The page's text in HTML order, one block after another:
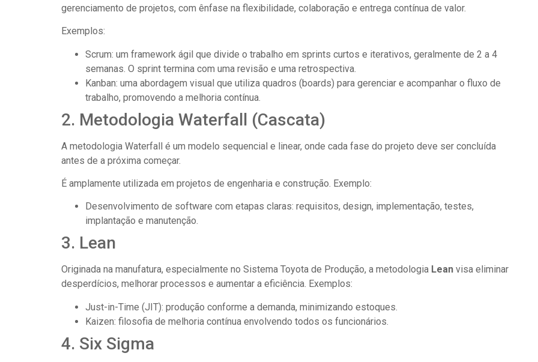
gerenciamento de projetos, com ênfase na flexibilidade, colaboração e entrega contínua de valor.
Exemplos:
Scrum: um framework ágil que divide o trabalho em sprints curtos e iterativos, geralmente de 2 a 4
semanas. O sprint termina com uma revisão e uma retrospectiva.
Kanban: uma abordagem visual que utiliza quadros (boards) para gerenciar e acompanhar o fluxo de
trabalho, promovendo a melhoria contínua.
2. Metodologia Waterfall (Cascata)
A metodologia Waterfall é um modelo sequencial e linear, onde cada fase do projeto deve ser concluída
antes de a próxima começar.
É amplamente utilizada em projetos de engenharia e construção. Exemplo:
Desenvolvimento de software com etapas claras: requisitos, design, implementação, testes,
implantação e manutenção.
3. Lean
Originada na manufatura, especialmente no Sistema Toyota de Produção, a metodologia Lean visa eliminar
desperdícios, melhorar processos e aumentar a eficiência. Exemplos:
Just-in-Time (JIT): produção conforme a demanda, minimizando estoques.
Kaizen: filosofia de melhoria contínua envolvendo todos os funcionários.
4. Six Sigma